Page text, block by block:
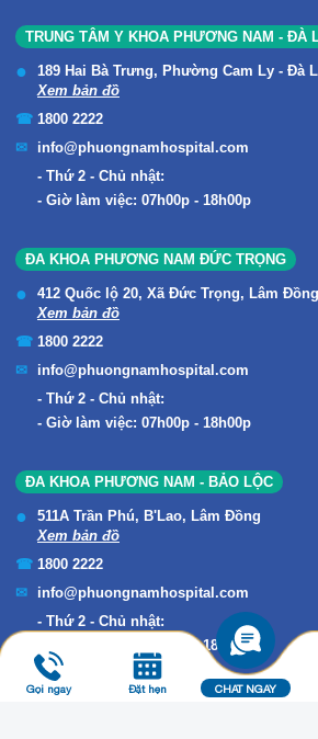
TRUNG TÂM Y KHOA PHƯƠNG NAM - ĐÀ
189 Hai Bà Trưng, Phường Cam Ly - Đà
Xem bản đồ
1800 2222
info@phuongnamhospital.com
Thứ 2 - Chủ nhật:
Giờ làm việc: 07h00p - 18h00p
ĐA KHOA PHƯƠNG NAM ĐỨC TRỌNG
412 Quốc lộ 20, Xã Đức Trọng, Lâm Đồng
Xem bản đồ
1800 2222
info@phuongnamhospital.com
Thứ 2 - Chủ nhật:
Giờ làm việc: 07h00p - 18h00p
ĐA KHOA PHƯƠNG NAM - BẢO LỘC
511A Trần Phú, B'Lao, Lâm Đồng
Xem bản đồ
1800 2222
info@phuongnamhospital.com
Thứ 2 - Chủ nhật:
Giờ làm việc: 07h00p - 18h00p
Gọi ngay Đặt hẹn CHAT NGAY